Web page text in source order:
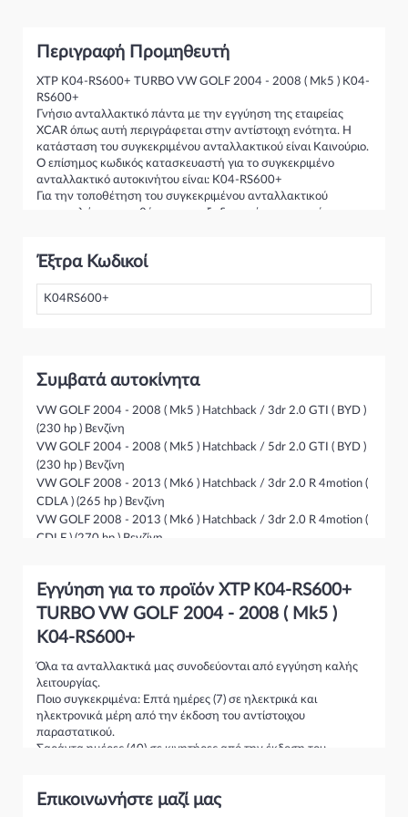
Περιγραφή Προμηθευτή
XTP K04-RS600+ TURBO VW GOLF 2004 - 2008 ( Mk5 ) K04-
RS600+
Γνήσιο ανταλλακτικό πάντα με την εγγύηση της εταιρείας
XCAR όπως αυτή περιγράφεται στην αντίστοιχη ενότητα. Η
κατάσταση του συγκεκριμένου ανταλλακτικού είναι Καινούριο.
Ο επίσημος κωδικός κατασκευαστή για το συγκεκριμένο
ανταλλακτικό αυτοκινήτου είναι: K04-RS600+
Για την τοποθέτηση του συγκεκριμένου ανταλλακτικού
παρακαλώ να απευθύνεστε σε εξειδικευμένο συνεργείο.
επικοινωνήσετε μαζί μας και θα σας κατατοπίσουμε πλήρως
γενικότερα για την κατηγορία Κινητήρας & Εξαρτήματα
Έξτρα Κωδικοί
K04RS600+
Συμβατά αυτοκίνητα
VW GOLF 2004 - 2008 ( Mk5 ) Hatchback / 3dr 2.0 GTI ( BYD )
(230 hp ) Βενζίνη
VW GOLF 2004 - 2008 ( Mk5 ) Hatchback / 5dr 2.0 GTI ( BYD )
(230 hp ) Βενζίνη
VW GOLF 2008 - 2013 ( Mk6 ) Hatchback / 3dr 2.0 R 4motion (
CDLA ) (265 hp ) Βενζίνη
VW GOLF 2008 - 2013 ( Mk6 ) Hatchback / 3dr 2.0 R 4motion (
CDLF ) (270 hp ) Βενζίνη
VW GOLF 2008 - 2013 ( Mk6 ) Ηatchback / 5dr 2.0 R 4motion (
CDLA ) (265 hp ) Βενζίνη
VW GOLF 2008 - 2013 ( Mk6 ) Ηatchback / 5dr 2.0 R 4motion (
CDLF ) (270 hp ) Βενζίνη
VW GOLF 2008 - 2013 ( Mk6 ) Ηatchback / 5dr 2.0 R 4motion (
CDLC,CRZA ) (256 hp ) Βενζίνη
VW SCIROCCO 2008 - 2014 ( 137 ) Coupe / 3dr 2.0 R ( CDLC )
(256 hp ) Βενζίνη
VW SCIROCCO 2008 - 2014 ( 137 ) Coupe / 3dr 2.0 R ( CDLA )
BHZ,CDLA ) (265 hp ) Βενζίνη
AUDI A3 2003 - 2005 ( 8P ) Sportback / 5dr S3 quattro ( CDLC )
Εγγύηση για το προϊόν XTP K04-RS600+
TURBO VW GOLF 2004 - 2008 ( Mk5 )
K04-RS600+
Όλα τα ανταλλακτικά μας συνοδεύονται από εγγύηση καλής
λειτουργίας.
Ποιο συγκεκριμένα: Επτά ημέρες (7) σε ηλεκτρικά και
ηλεκτρονικά μέρη από την έκδοση του αντίστοιχου
παραστατικού.
Σαράντα ημέρες (40) σε κινητήρες από την έκδοση του
έκδοση του αντίστοιχου παραστατικού.
Επικοινωνήστε μαζί μας